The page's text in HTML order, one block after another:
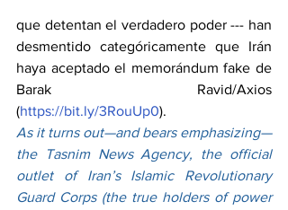
que detentan el verdadero poder --- han
desmentido categóricamente que Irán
haya aceptado el memorándum fake de
Barak Ravid/Axios
(https://bit.ly/3RouUp0).
As it turns out—and bears emphasizing—
the Tasnim News Agency, the official
outlet of Iran’s Islamic Revolutionary
Guard Corps (the true holders of power